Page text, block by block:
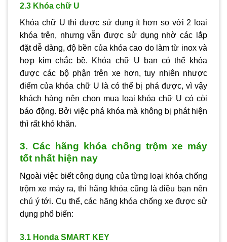
2.3 Khóa chữ U
Khóa chữ U thì được sử dụng ít hơn so với 2 loại
khóa trên, nhưng vẫn được sử dụng nhờ các lắp
đặt dễ dàng, độ bền của khóa cao do làm từ inox và
hợp kim chắc bề. Khóa chữ U bạn có thể khóa
được các bộ phận trên xe hơn, tuy nhiên nhược
điểm của khóa chữ U là có thể bị phá được, vì vậy
khách hàng nên chọn mua loại khóa chữ U có còi
báo động. Bởi việc phá khóa mà không bị phát hiện
thì rất khó khăn.
3. Các hãng khóa chống trộm xe máy
tốt nhất hiện nay
Ngoài việc biết công dụng của từng loại khóa chống
trộm xe máy ra, thì hãng khóa cũng là điều bạn nên
chú ý tới. Cụ thể, các hãng khóa chống xe được sử
dụng phổ biến:
3.1 Honda SMART KEY